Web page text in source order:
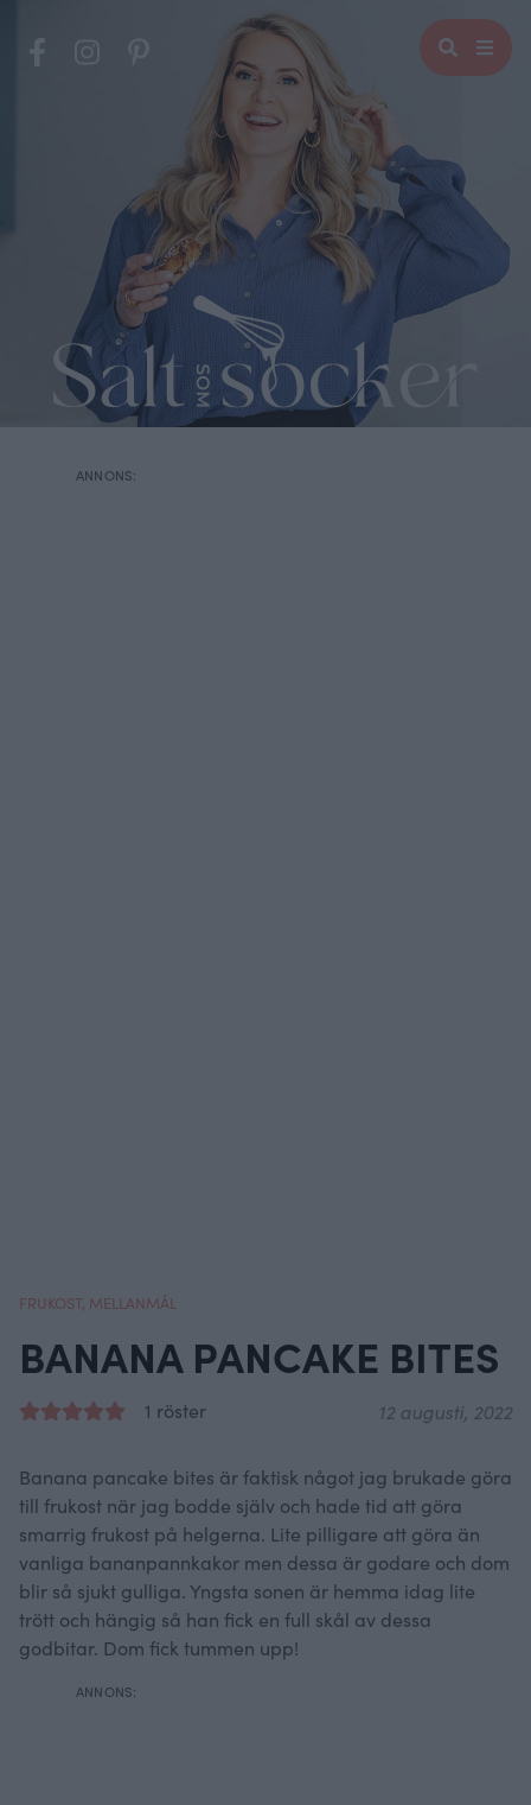
FRUKOST, MELLANMÅL
BANANA PANCAKE BITES
1 röster 12 augusti, 2022
Banana pancake bites är faktisk något jag brukade göra
till frukost när jag bodde själv och hade tid att göra
smarrig frukost på helgerna. Lite pilligare att göra än
vanliga bananpannkakor men dessa är godare och dom
blir så sjukt gulliga. Yngsta sonen är hemma idag lite
trött och hängig så han fick en full skål av dessa
godbitar. Dom fick tummen upp!